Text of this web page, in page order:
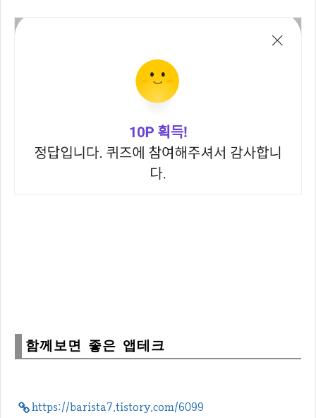
함께보면 좋은 앱테크
https://barista7.tistory.com/6099